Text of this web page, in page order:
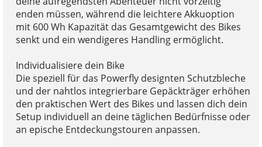
enden müssen, während die leichtere Akkuoption
mit 600 Wh Kapazität das Gesamtgewicht des Bikes
senkt und ein wendigeres Handling ermöglicht.
Individualisiere dein Bike
Die speziell für das Powerfly designten Schutzbleche
und der nahtlos integrierbare Gepäckträger erhöhen
den praktischen Wert des Bikes und lassen dich dein
Setup individuell an deine täglichen Bedürfnisse oder
an epische Entdeckungstouren anpassen.